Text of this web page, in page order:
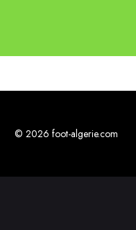
© 2026 foot-algerie.com